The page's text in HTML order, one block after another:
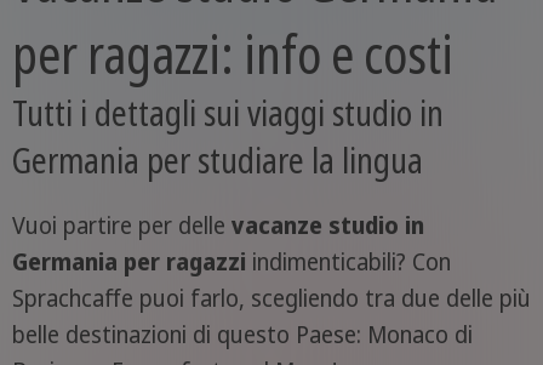
per ragazzi: info e costi
Tutti i dettagli sui viaggi studio in
Germania per studiare la lingua
Vuoi partire per delle vacanze studio in
Germania per ragazzi indimenticabili? Con
Sprachcaffe puoi farlo, scegliendo tra due delle più
belle destinazioni di questo Paese: Monaco di